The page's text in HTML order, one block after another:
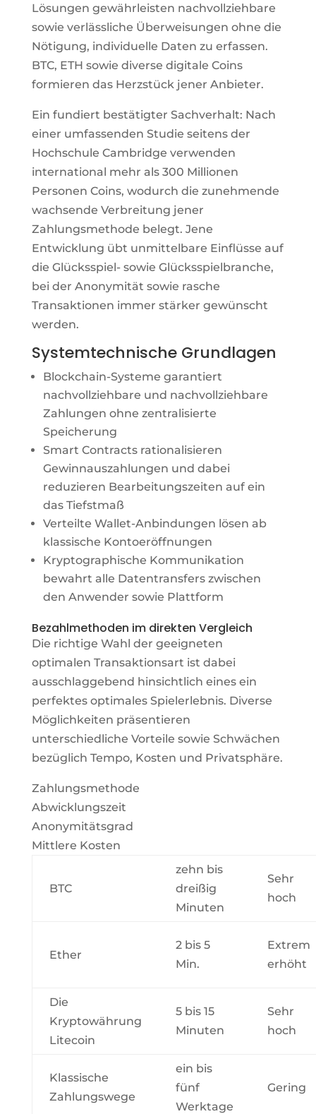
Lösungen gewährleisten nachvollziehbare
sowie verlässliche Überweisungen ohne die
Nötigung, individuelle Daten zu erfassen.
BTC, ETH sowie diverse digitale Coins
formieren das Herzstück jener Anbieter.
Ein fundiert bestätigter Sachverhalt: Nach
einer umfassenden Studie seitens der
Hochschule Cambridge verwenden
international mehr als 300 Millionen
Personen Coins, wodurch die zunehmende
wachsende Verbreitung jener
Zahlungsmethode belegt. Jene
Entwicklung übt unmittelbare Einflüsse auf
die Glücksspiel- sowie Glücksspielbranche,
bei der Anonymität sowie rasche
Transaktionen immer stärker gewünscht
werden.
Systemtechnische Grundlagen
Blockchain-Systeme garantiert
nachvollziehbare und nachvollziehbare
Zahlungen ohne zentralisierte
Speicherung
Smart Contracts rationalisieren
Gewinnauszahlungen und dabei
reduzieren Bearbeitungszeiten auf ein
das Tiefstmaß
Verteilte Wallet-Anbindungen lösen ab
klassische Kontoeröffnungen
Kryptographische Kommunikation
bewahrt alle Datentransfers zwischen
den Anwender sowie Plattform
Bezahlmethoden im direkten Vergleich
Die richtige Wahl der geeigneten
optimalen Transaktionsart ist dabei
ausschlaggebend hinsichtlich eines ein
perfektes optimales Spielerlebnis. Diverse
Möglichkeiten präsentieren
unterschiedliche Vorteile sowie Schwächen
bezüglich Tempo, Kosten und Privatsphäre.
Zahlungsmethode
Abwicklungszeit
Anonymitätsgrad
Mittlere Kosten
BTC
zehn bis
dreißig
Minuten
Sehr
hoch
Ether
2 bis 5
Min.
Extrem
erhöht
Die
Kryptowährung
Litecoin
5 bis 15
Minuten
Sehr
hoch
Klassische
Zahlungswege
ein bis
fünf
Werktage
Gering